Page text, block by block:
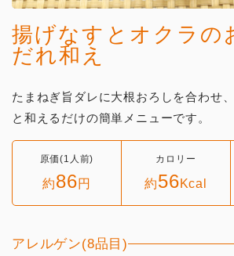
揚げなすとオクラの
だれ和え
たまねぎ旨ダレに大根おろしを合わせ
と和えるだけの簡単メニューです。
原価(1人前)
約86円
カロリー
約56Kcal
アレルゲン(8品目)